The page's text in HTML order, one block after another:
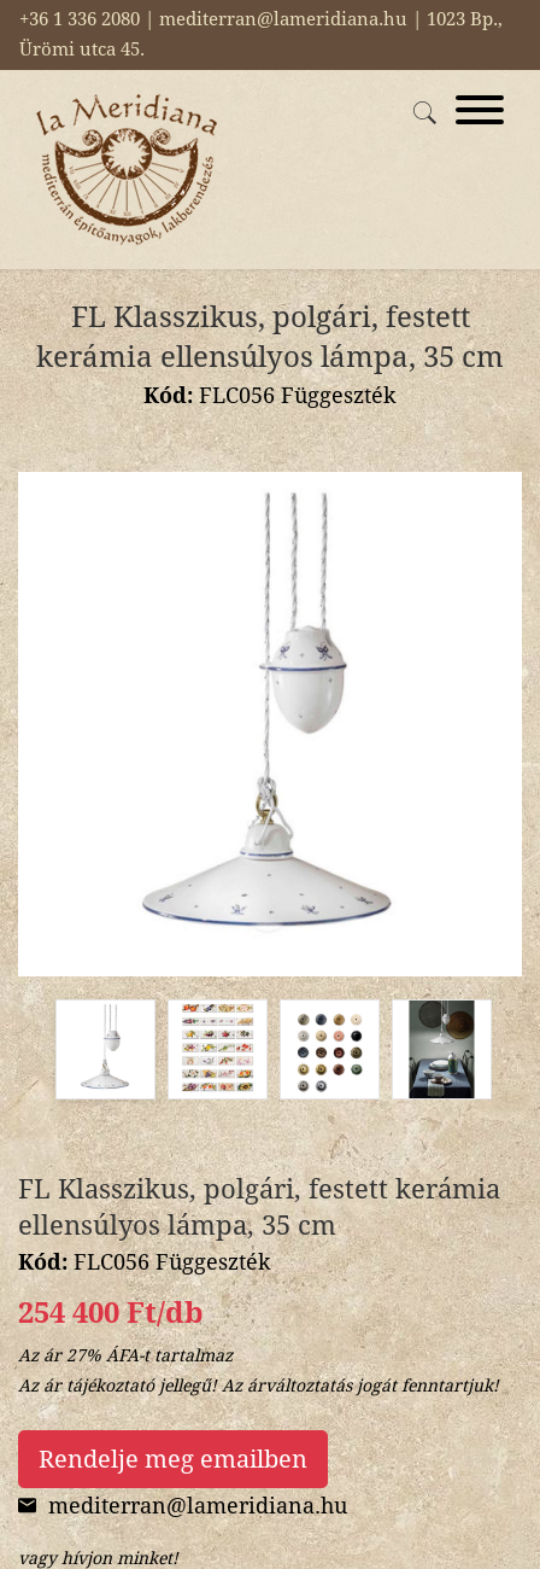
+36 1 336 2080 | mediterran@lameridiana.hu | 1023 Bp.,
Ürömi utca 45.
FL Klasszikus, polgári, festett
kerámia ellensúlyos lámpa, 35 cm
Kód:FLC056 Függeszték
FL Klasszikus, polgári, festett kerámia
ellensúlyos lámpa, 35 cm
Kód:FLC056 Függeszték
254 400 Ft/db
Az ár 27% ÁFA-t tartalmaz
Az ár tájékoztató jellegű! Az árváltoztatás jogát fenntartjuk!
Rendelje meg emailben
mediterran@lameridiana.hu
vagy hívjon minket!